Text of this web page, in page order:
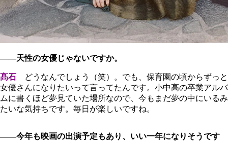
――天性の女優じゃないですか。
髙石
どうなんでしょう（笑）。でも、保育園の頃からずっと
女優さんになりたいって言ってたんです。小中高の卒業アルバ
ムに書くほど夢見ていた場所なので、今もまだ夢の中にいるみ
たいな気持ちです。毎日が楽しいですね。
――今年も映画の出演予定もあり、いい一年になりそうです